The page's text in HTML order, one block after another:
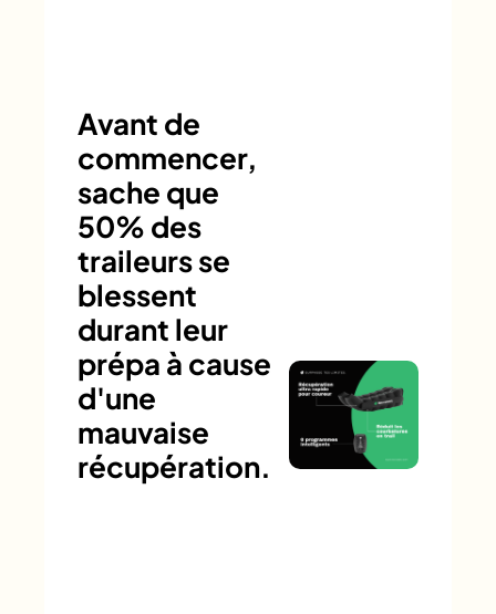
Avant de
commencer,
sache que
50% des
traileurs se
blessent
durant leur
prépa à cause
d'une
mauvaise
récupération.